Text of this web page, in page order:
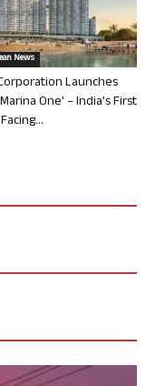
News
Launches
One’ – India’s First